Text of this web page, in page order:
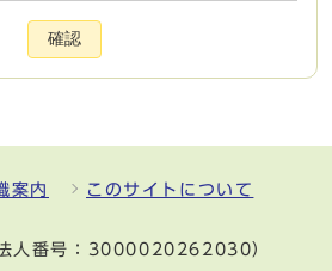
確認
案内 このサイトについて
法人番号：3000020262030）